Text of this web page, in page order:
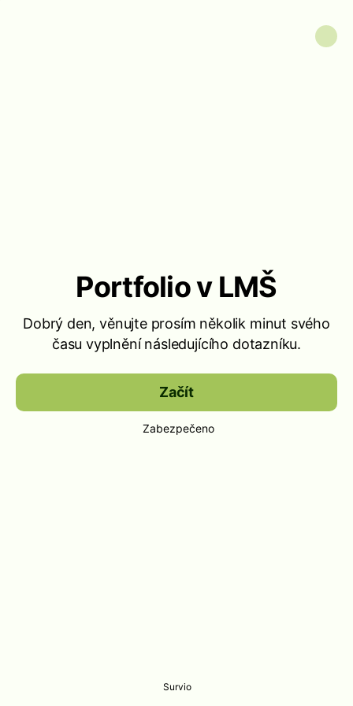
Portfolio v LMŠ
Dobrý den, věnujte prosím několik minut svého
času vyplnění následujícího dotazníku.
Začít
Zabezpečeno
Survio